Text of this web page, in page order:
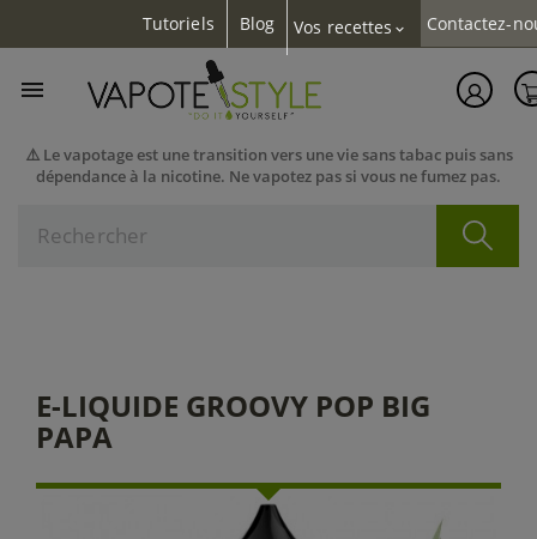
Tutoriels Blog Vos recettes expand_more Contactez-
⚠️ Le vapotage est une transition vers une vie sans tabac puis sans
dépendance à la nicotine. Ne vapotez pas si vous ne fumez pas.

E-LIQUIDE GROOVY POP BIG
PAPA